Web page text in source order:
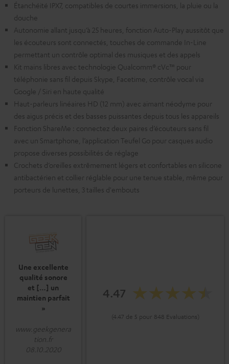
Étanchéité IPX7, compatibles de courtes immersions, la pluie ou la
douche
Autonomie allant jusqu’à 25 heures, fonction Auto-Play aussitôt que
les écouteurs sont connectés, touches de commande In-Line
permettant un contrôle optimal des musiques et des appels
Kit mains libres avec technologie Qualcomm® cVc™ pour
téléphonie sans fil depuis Skype, Facetime, contrôle vocal via
Google / Siri en haute qualité
Haut-parleurs linéaires HD (12 mm) avec aimant néodyme pour
des aigus précis et des basses puissantes depuis tous les appareils
Fonction ShareMe : connectez deux paires d’écouteurs sans fil
avec un Smartphone, l’application Teufel Go pour casques audio
propose diverses possibilités de réglage
Crochets d’oreilles extrêmement légers et confortables en silicone
antibactérien et collier réglable pour une tenue stable, même pour
porteurs de lunettes, 3 tailles d'embouts
Une excellente
qualité sonore
et […] un
maintien parfait
»
www.geekgenera
tion.fr
08.10.2020
4.47
(4.47 de 5 pour 848 Evaluations)